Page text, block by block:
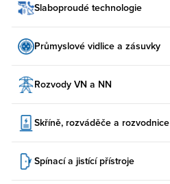
Slaboproudé technologie
Průmyslové vidlice a zásuvky
Rozvody VN a NN
Skříně, rozváděče a rozvodnice
Spínací a jistící přístroje